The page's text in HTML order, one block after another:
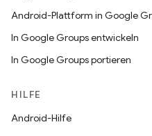
Android-Plattform in Google
In Google Groups entwickeln
In Google Groups portieren
HILFE
Android-Hilfe